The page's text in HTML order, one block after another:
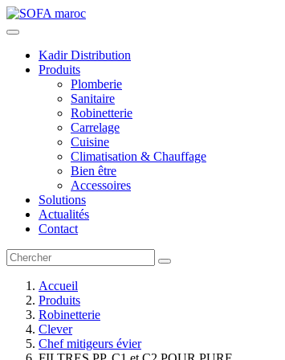
Kadir Distribution
Produits
Plomberie
Sanitaire
Robinetterie
Carrelage
Cuisine
Climatisation & Chauffage
Bien être
Accessoires
Solutions
Actualités
Contact
Accueil
Produits
Robinetterie
Clever
Chef mitigeurs évier